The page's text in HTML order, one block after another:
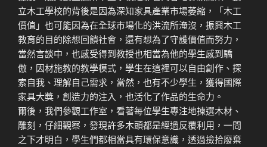
立木工學校的背後是因為深知家具產業市場萎縮，「木工
價值」也可能因為在全球市場化的洪流所淹沒，振興木工
教育的目的除想回饋社會，還有想為了守護價值而努力，
當然言談中，也感受得到教授也相當為他的學生感到驕
傲，因材施教的教學模式，學生在這裡可以自由創作、探
索自我、理解自己需求，當然，也有不少學生，獲得國際
家具大獎，創造力的注入，也活化了作品的生命力。
爾後，我們參觀工作室，看著每位學生專注地揀選木材、
雕刻，仔細觀察，發現許多木頭都是經過反覆利用，一問
之下才明白，學生們都相當具有環保意識，透過撿拾廢棄